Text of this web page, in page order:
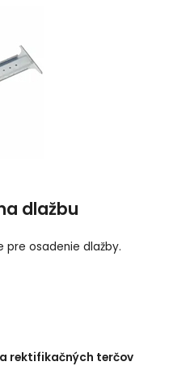
dlažbu
pre osadenie dlažby.
rektifikačných terčov